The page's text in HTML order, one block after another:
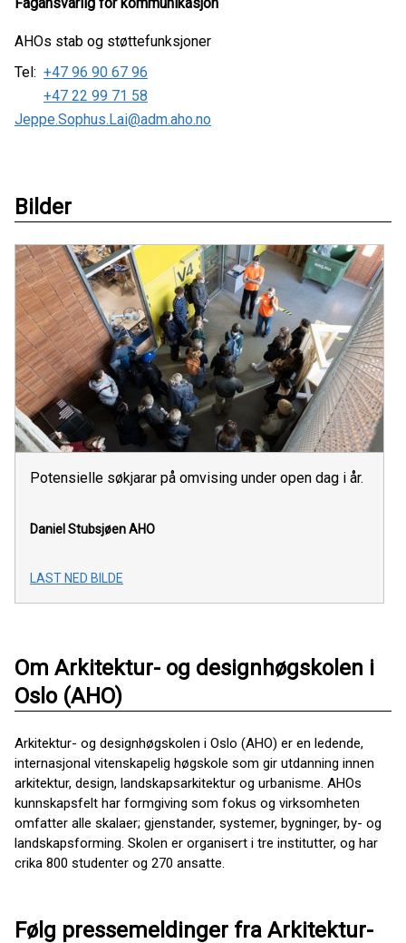
AHOs stab og støttefunksjoner
Tel: +47 96 90 67 96
+47 22 99 71 58
Jeppe.Sophus.Lai@adm.aho.no
Bilder
Potensielle søkjarar på omvising under open dag i år.
Daniel StubsjøenAHO
LAST NED BILDE
Om Arkitektur- og designhøgskolen i
Oslo (AHO)
Arkitektur- og designhøgskolen i Oslo (AHO) er en ledende,
internasjonal vitenskapelig høgskole som gir utdanning innen
arkitektur, design, landskapsarkitektur og urbanisme. AHOs
kunnskapsfelt har formgiving som fokus og virksomheten
omfatter alle skalaer; gjenstander, systemer, bygninger, by- og
landskapsforming. Skolen er organisert i tre institutter, og har
crika 800 studenter og 270 ansatte.
Følg pressemeldinger fra Arkitektur-